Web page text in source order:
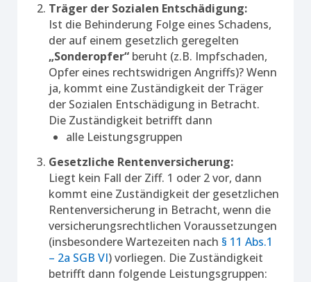
Träger der Sozialen Entschädigung:
Ist die Behinderung Folge eines Schadens,
der auf einem gesetzlich geregelten
„Sonderopfer“ beruht (z.B. Impfschaden,
Opfer eines rechtswidrigen Angriffs)? Wenn
ja, kommt eine Zuständigkeit der Träger
der Sozialen Entschädigung in Betracht.
Die Zuständigkeit betrifft dann
alle Leistungsgruppen
Gesetzliche Rentenversicherung:
Liegt kein Fall der Ziff. 1 oder 2 vor, dann
kommt eine Zuständigkeit der gesetzlichen
Rentenversicherung in Betracht, wenn die
versicherungsrechtlichen Voraussetzungen
(insbesondere Wartezeiten nach § 11 Abs.1
– 2a SGB VI) vorliegen. Die Zuständigkeit
betrifft dann folgende Leistungsgruppen: